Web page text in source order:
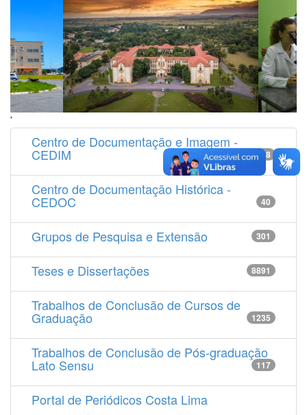
'
Centro de Documentação e Imagem -
CEDIM 14538
Centro de Documentação Histórica -
CEDOC 40
Grupos de Pesquisa e Extensão 301
Teses e Dissertações 8891
Trabalhos de Conclusão de Cursos de
Graduação 1235
Trabalhos de Conclusão de Pós-graduação
Lato Sensu 117
Portal de Periódicos Costa Lima